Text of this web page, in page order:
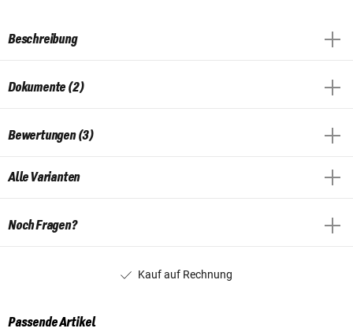
Beschreibung
Dokumente (2)
Bewertungen (3)
Alle Varianten
Noch Fragen?
Kauf auf Rechnung
Passende Artikel